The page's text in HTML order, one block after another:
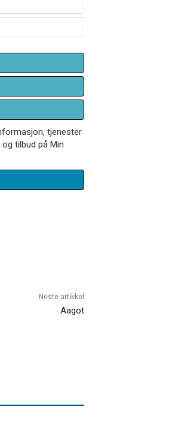
tjenester
tilbud på Min
Neste artikkel
Aagot